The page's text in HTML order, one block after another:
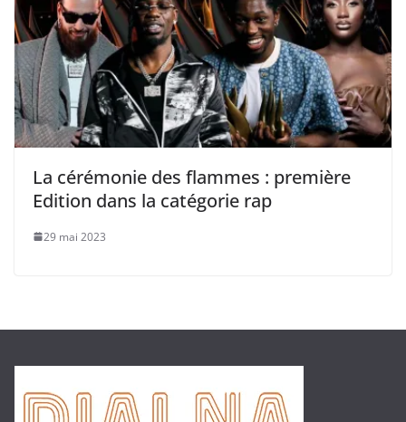
La cérémonie des flammes : première
Edition dans la catégorie rap
29 mai 2023